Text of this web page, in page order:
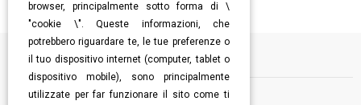
Informazioni
browser, principalmente sotto forma di \
"cookie \". Queste informazioni, che
potrebbero riguardare te, le tue preferenze o
il tuo dispositivo internet (computer, tablet o
dispositivo mobile), sono principalmente
utilizzate per far funzionare il sito come ti